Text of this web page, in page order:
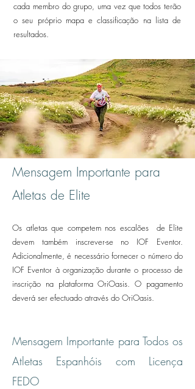
cada membro do grupo, uma vez que todos terão
o seu próprio mapa e classificação na lista de
resultados.
Mensagem Importante para
Atletas de Elite
Os atletas que competem nos escalões de Elite
devem também inscrever-se no IOF Eventor.
Adicionalmente, é necessário fornecer o número do
IOF Eventor à organização durante o processo de
inscrição na plataforma OriOasis. O pagamento
deverá ser efectuado através do OriOasis.
Mensagem Importante para Todos os
Atletas Espanhóis com Licença
FEDO